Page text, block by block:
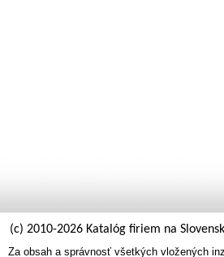
(c) 2010-2026 Katalóg firiem na
Za obsah a správnosť všetkých vložených